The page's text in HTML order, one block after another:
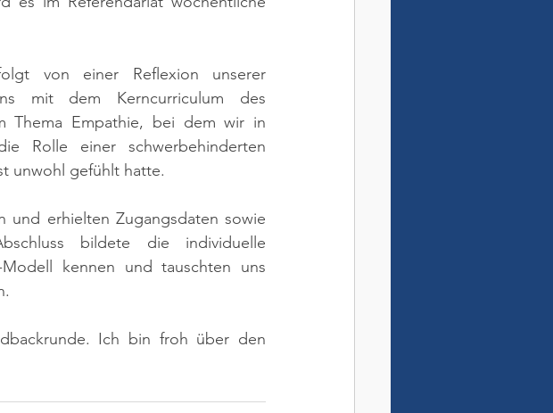
von einer Reflexion unserer
mit dem Kerncurriculum des
Thema Empathie, bei dem wir in
Rolle einer schwerbehinderten
unwohl gefühlt hatte.
und erhielten Zugangsdaten sowie
bildete die individuelle
kennen und tauschten uns
Ich bin froh über den